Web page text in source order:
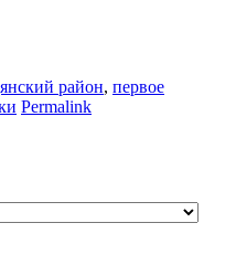
район, первое
Permalink